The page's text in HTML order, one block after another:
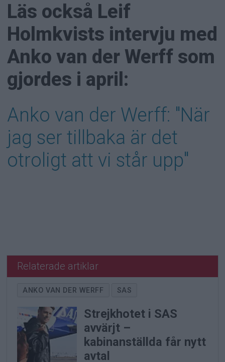
Läs också Leif
Holmkvists intervju med
Anko van der Werff som
gjordes i april:
Anko van der Werff: "När
jag ser tillbaka är det
otroligt att vi står upp"
Relaterade artiklar
ANKO VAN DER WERFF SAS
Strejkhotet i SAS
avvärjt –
kabinanställda får nytt
avtal